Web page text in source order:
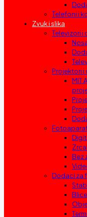
Telefoni i
Zvuk i slika
Televizori i
Projektori
MIT
Bez
Dodaci za